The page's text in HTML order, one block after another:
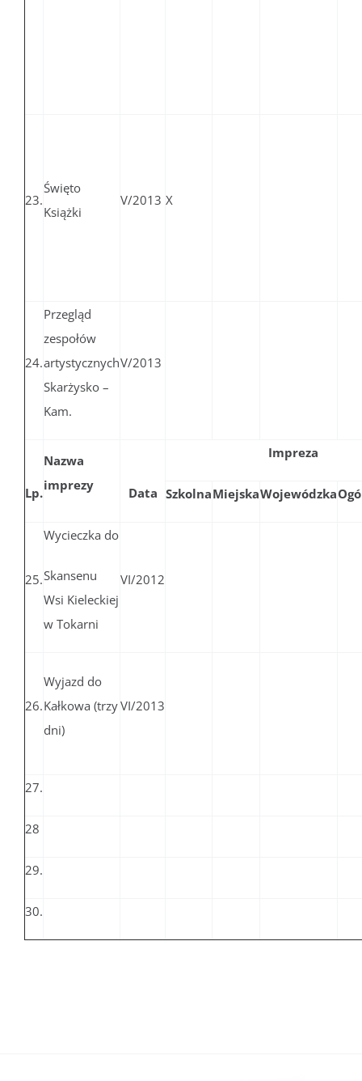
23.
Święto
Książki
V/2013 X
24.
Przegląd
zespołów
artystycznych
Skarżysko –
Kam.
V/2013
Lp.
Nazwa
imprezy
Data
Impreza
SzkolnaMiejskaWojewódzka
25.
Wycieczka do
Skansenu
Wsi Kieleckiej
w Tokarni
VI/2012
26.
Wyjazd do
Kałkowa (trzy
dni)
VI/2013
27.
28
29.
30.